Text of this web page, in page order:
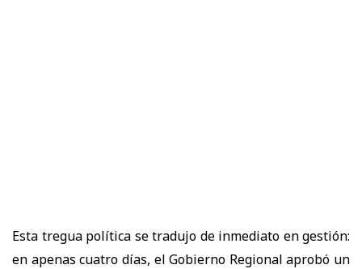
Esta tregua política se tradujo de inmediato en gestión:
en apenas cuatro días, el Gobierno Regional aprobó un